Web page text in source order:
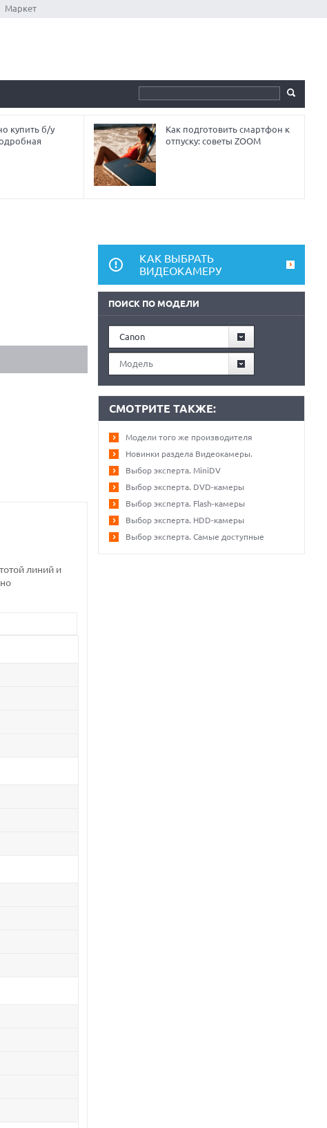
Маркет
купить б/у
Как подготовить смартфон к
отпуску: советы ZOOM
линий и
КАК ВЫБРАТЬ
ВИДЕОКАМЕРУ
ПОИСК ПО МОДЕЛИ
Canon
Модель
СМОТРИТЕ ТАКЖЕ:
Модели того же производителя
Новинки раздела Видеокамеры.
Выбор эксперта. MiniDV
Выбор эксперта. DVD-камеры
Выбор эксперта. Flash-камеры
Выбор эксперта. HDD-камеры
Выбор эксперта. Самые доступные